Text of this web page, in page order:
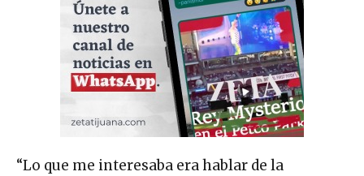
“Lo que me interesaba era hablar de la